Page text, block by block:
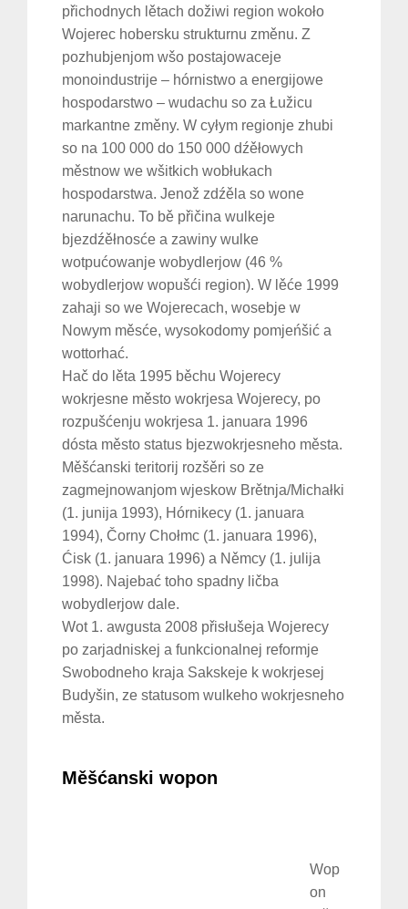
přichodnych lětach dožiwi region wokoło
Wojerec hobersku strukturnu změnu. Z
pozhubjenjom wšo postajowaceje
monoindustrije – hórnistwo a energijowe
hospodarstwo – wudachu so za Łužicu
markantne změny. W cyłym regionje zhubi
so na 100 000 do 150 000 dźěłowych
městnow we wšitkich wobłukach
hospodarstwa. Jenož zdźěla so wone
narunachu. To bě přičina wulkeje
bjezdźěłnosće a zawiny wulke
wotpućowanje wobydlerjow (46 %
wobydlerjow wopušći region). W lěće 1999
zahaji so we Wojerecach, wosebje w
Nowym měsće, wysokodomy pomjeńšić a
wottorhać.
Hač do lěta 1995 běchu Wojerecy
wokrjesne město wokrjesa Wojerecy, po
rozpušćenju wokrjesa 1. januara 1996
dósta město status bjezwokrjesneho města.
Měšćanski teritorij rozšěri so ze
zagmejnowanjom wjeskow Brětnja/Michałki
(1. junija 1993), Hórnikecy (1. januara
1994), Čorny Chołmc (1. januara 1996),
Ćisk (1. januara 1996) a Němcy (1. julija
1998). Najebać toho spadny ličba
wobydlerjow dale.
Wot 1. awgusta 2008 přisłušeja Wojerecy
po zarjadniskej a funkcionalnej reformje
Swobodneho kraja Sakskeje k wokrjesej
Budyšin, ze statusom wulkeho wokrjesneho
města.
Měšćanski wopon
Wop
on